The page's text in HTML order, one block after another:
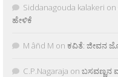
Siddanagouda kalakeri on
ಹೇಳಿಕೆ
M âñd M on ಕವಿತೆ: ಜೀವನ
C.P.Nagaraja on ಬಸವಣ್ಣನ